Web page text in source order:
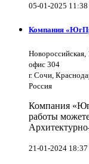
05-01-2025 11:38
Компания
Новороссийская,
офис 304
г. Сочи,
Россия
Компания
работы
21-01-2024 18:37